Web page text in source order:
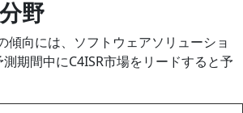
野
向には、ソフトウェアソリューショ
期間中にC4ISR市場をリードすると予